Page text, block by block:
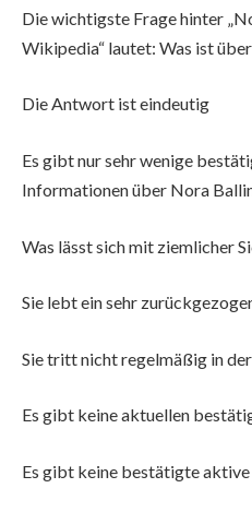
Die wichtigste Frage hinter
Wikipedia“ lautet: Was ist
Die Antwort ist eindeutig
Es gibt nur sehr wenige
Informationen über Nora
Was lässt sich mit ziemlicher
Sie lebt ein sehr
Sie tritt nicht regelmäßig in
Es gibt keine aktuellen
Es gibt keine bestätigte